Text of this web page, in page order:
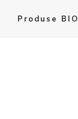
Produse BIO